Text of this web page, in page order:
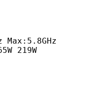
Max:5.8GHz
219W